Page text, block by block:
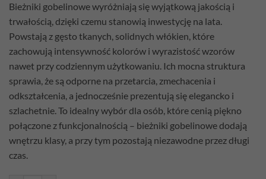
Bieżniki gobelinowe wyróżniają się wyjątkową jakością i
trwałością, dzięki czemu stanowią inwestycję na lata.
Powstają z gęsto tkanych, solidnych włókien, które
zachowują intensywność kolorów i wyrazistość wzorów
nawet przy codziennym użytkowaniu. Ich mocna struktura
sprawia, że są odporne na przetarcia, zmechacenia i
odkształcenia, a jednocześnie prezentują się elegancko i
szlachetnie. To idealny wybór dla osób, które cenią piękno
połączone z funkcjonalnością – bieżniki gobelinowe dodają
wnętrzu klasy, a przy tym pozostają niezawodne przez długi
czas.